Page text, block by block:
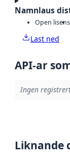
Namnlaus
Open lisens
Last ned
API-ar
Ingen
Liknande